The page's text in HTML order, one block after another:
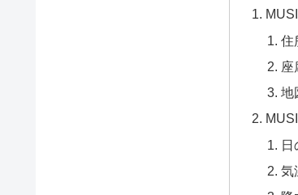
住
座
地
日
気